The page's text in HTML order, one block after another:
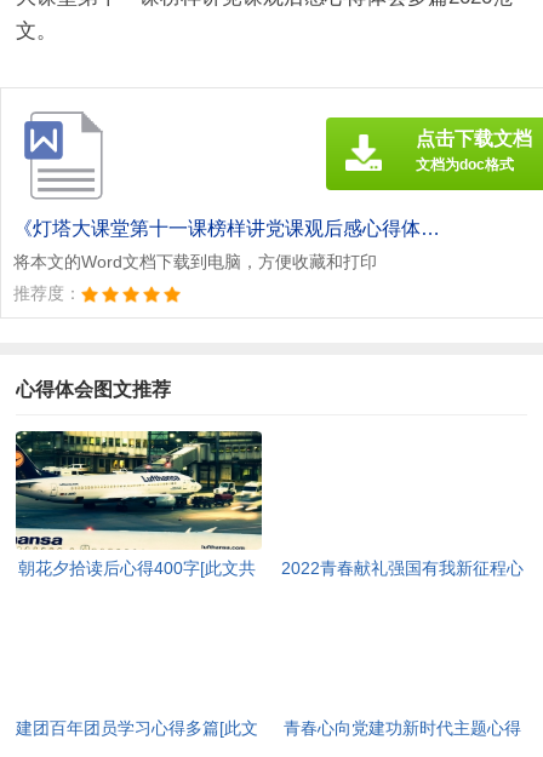
文。
《灯塔大课堂第十一课榜样讲党课观后感心得体会多篇2020[此文共3180字].doc》
将本文的Word文档下载到电脑，方便收藏和打印
推荐度：
点击下载文档
文档为doc格式
心得体会图文推荐
朝花夕拾读后心得400字[此文共
2022青春献礼强国有我新征程心
建团百年团员学习心得多篇[此文
青春心向党建功新时代主题心得